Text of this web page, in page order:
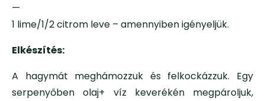
—
1 lime/1/2 citrom leve – amennyiben igényeljük.
Elkészítés:
A hagymát meghámozzuk és felkockázzuk. Egy
serpenyőben olaj+ víz keverékén megpároljuk,